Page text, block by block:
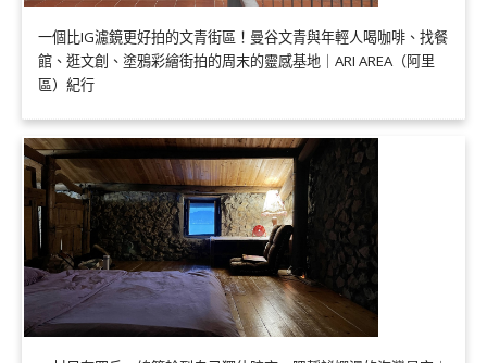
一個比IG濾鏡更好拍的文青街區！曼谷文青與年輕人喝咖啡、找餐
館、逛文創、塗鴉彩繪街拍的周末的靈感基地｜ARI AREA（阿里
區）紀行